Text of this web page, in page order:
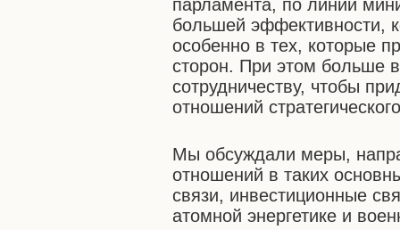
парламента, по линии
большей эффективности,
особенно в тех, которые
сторон. При этом больше
сотрудничеству, чтобы
отношений
Мы обсуждали меры,
отношений в таких
связи, инвестиционные
атомной энергетике и